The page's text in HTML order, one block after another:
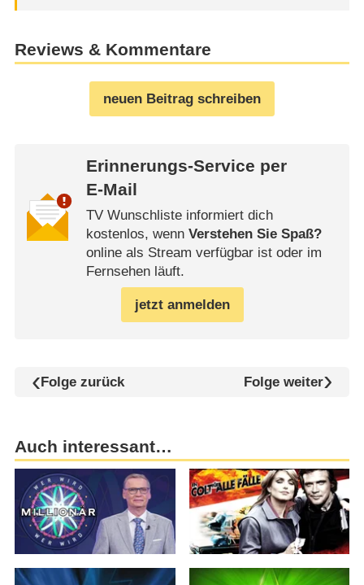
Reviews & Kommentare
neuen Beitrag schreiben
Erinnerungs-Service per
E-Mail
TV Wunschliste informiert dich
kostenlos, wenn Verstehen Sie Spaß?
online als Stream verfügbar ist oder im
Fernsehen läuft.
jetzt anmelden
Folge zurück Folge weiter
Auch interessant…